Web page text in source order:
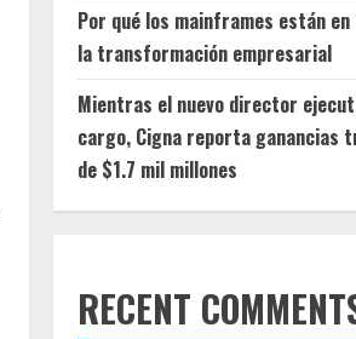
Por qué los mainframes están
la transformación empresarial
Mientras el nuevo director
cargo, Cigna reporta ganancias
de $1.7 mil millones
RECENT